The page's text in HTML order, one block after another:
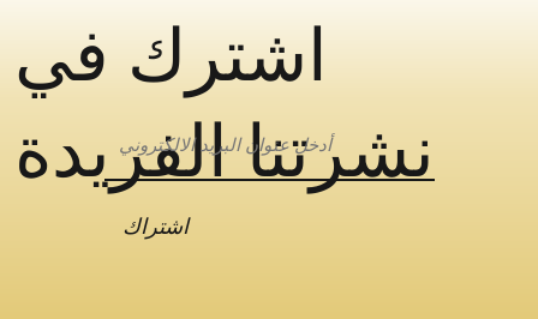
اشترك في
نشرتنا الفريدة
اشتراك